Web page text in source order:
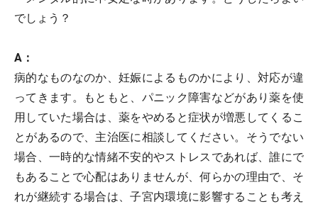
でしょう？
A：
病的なものなのか、妊娠によるものかにより、対応が違
ってきます。もともと、パニック障害などがあり薬を使
用していた場合は、薬をやめると症状が増悪してくるこ
とがあるので、主治医に相談してください。そうでない
場合、一時的な情緒不安的やストレスであれば、誰にで
もあることで心配はありませんが、何らかの理由で、そ
れが継続する場合は、子宮内環境に影響することも考え